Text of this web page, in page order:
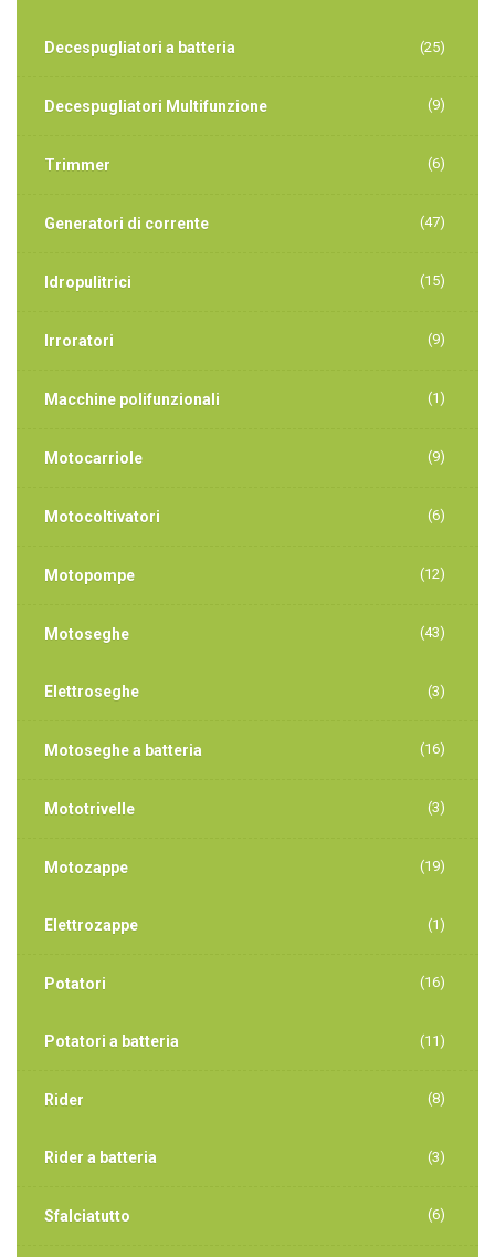
Decespugliatori a batteria (25)
Decespugliatori Multifunzione (9)
Trimmer (6)
Generatori di corrente (47)
Idropulitrici (15)
Irroratori (9)
Macchine polifunzionali (1)
Motocarriole (9)
Motocoltivatori (6)
Motopompe (12)
Motoseghe (43)
Elettroseghe (3)
Motoseghe a batteria (16)
Mototrivelle (3)
Motozappe (19)
Elettrozappe (1)
Potatori (16)
Potatori a batteria (11)
Rider (8)
Rider a batteria (3)
Sfalciatutto (6)